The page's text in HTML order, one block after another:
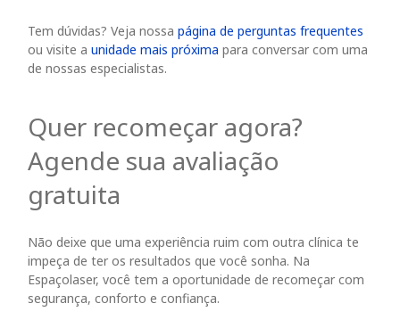
Tem dúvidas? Veja nossa página de perguntas frequentes
ou visite a unidade mais próxima para conversar com uma
de nossas especialistas.
Quer recomeçar agora?
Agende sua avaliação
gratuita
Não deixe que uma experiência ruim com outra clínica te
impeça de ter os resultados que você sonha. Na
Espaçolaser, você tem a oportunidade de recomeçar com
segurança, conforto e confiança.